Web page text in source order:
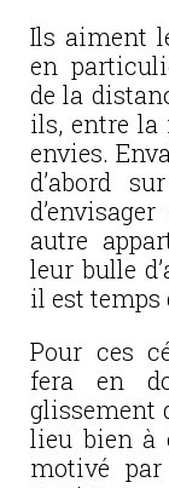
Ils aiment
en
de la
ils, entre la
envies.
d’abord
autre
leur bulle
il est temps
Pour ces
fera en
glissement
lieu bien à
motivé par